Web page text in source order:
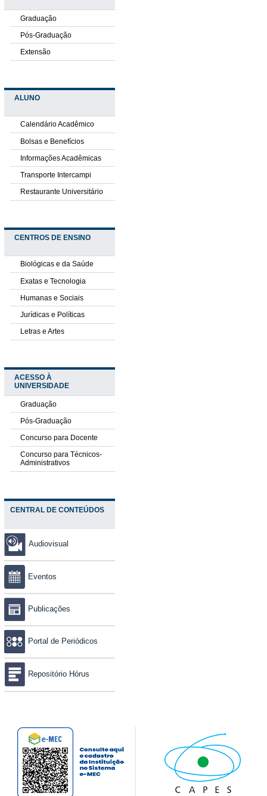
Graduação
Pós-Graduação
Extensão
ALUNO
Calendário Acadêmico
Bolsas e Benefícios
Informações Acadêmicas
Transporte Intercampi
Restaurante Universitário
CENTROS DE ENSINO
Biológicas e da Saúde
Exatas e Tecnologia
Humanas e Sociais
Jurídicas e Políticas
Letras e Artes
ACESSO À
UNIVERSIDADE
Graduação
Pós-Graduação
Concurso para Docente
Concurso para Técnicos-
Administrativos
CENTRAL DE CONTEÚDOS
Audiovisual
Eventos
Publicações
Portal de Periódicos
Repositório Hórus